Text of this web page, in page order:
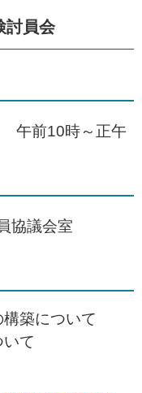
討員会
午前10時～正午
議会室
築について
て